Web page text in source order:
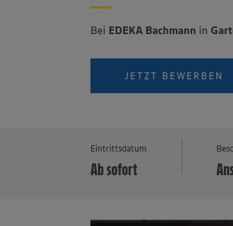
Bei EDEKA Bachmann in
JETZT BEWERBEN
Eintrittsdatum
Ab sofort